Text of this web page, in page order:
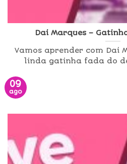
Dai Marques –
Vamos aprender com Dai
linda gatinha fada do
09
ago